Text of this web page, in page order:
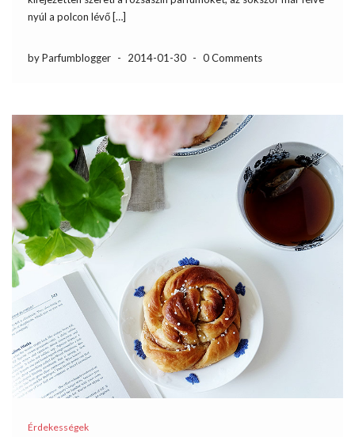
nyúl a polcon lévő […]
by Parfumblogger - 2014-01-30 - 0 Comments
Érdekességek